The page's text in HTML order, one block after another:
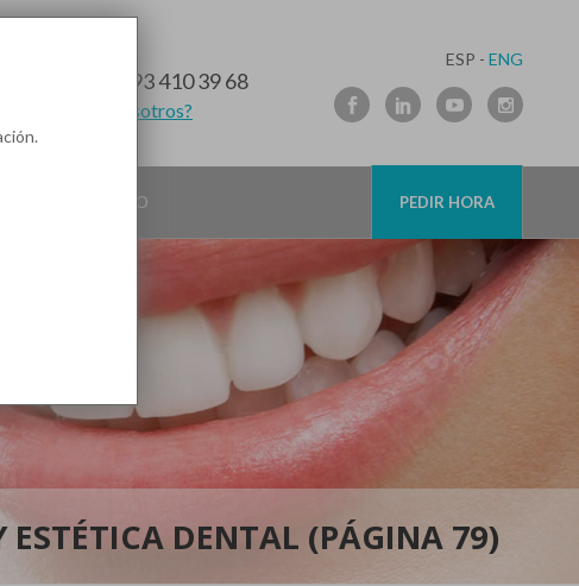
93 410 39 68
¿Te llamamos nosotros?
ESP - ENG
CONTACTO PEDIR HORA
DENTAL (PÁGINA 79)